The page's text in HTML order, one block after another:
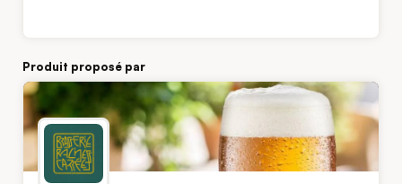
Produit proposé par